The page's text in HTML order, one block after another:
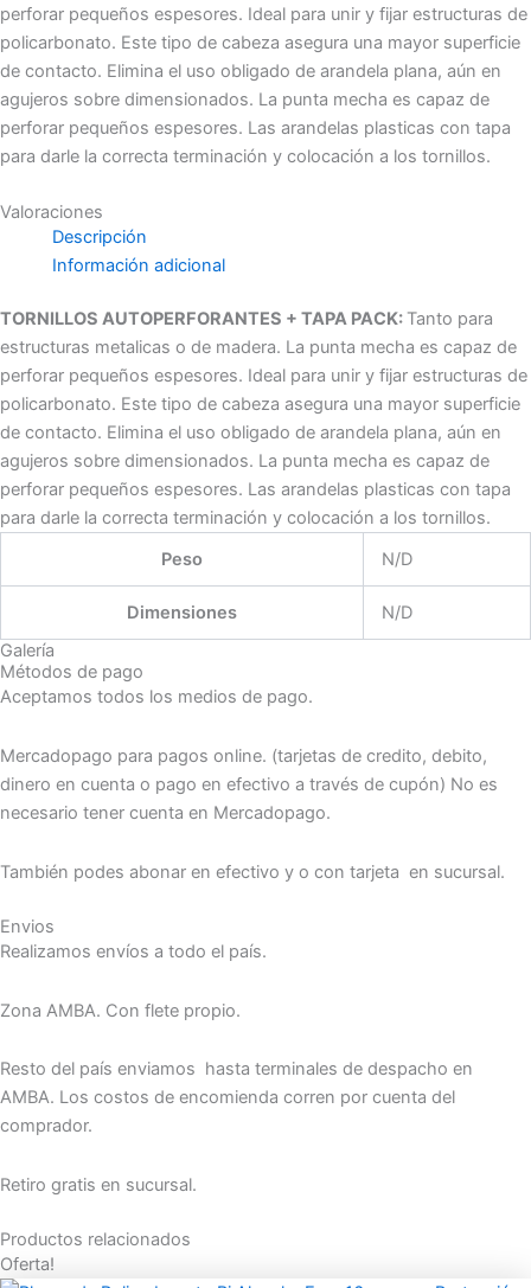
perforar pequeños espesores. Ideal para unir y fijar estructuras de
policarbonato. Este tipo de cabeza asegura una mayor superficie
de contacto. Elimina el uso obligado de arandela plana, aún en
agujeros sobre dimensionados. La punta mecha es capaz de
perforar pequeños espesores. Las arandelas plasticas con tapa
para darle la correcta terminación y colocación a los tornillos.
Valoraciones
Descripción
Información adicional
TORNILLOS AUTOPERFORANTES + TAPA PACK: Tanto para
estructuras metalicas o de madera. La punta mecha es capaz de
perforar pequeños espesores. Ideal para unir y fijar estructuras de
policarbonato. Este tipo de cabeza asegura una mayor superficie
de contacto. Elimina el uso obligado de arandela plana, aún en
agujeros sobre dimensionados. La punta mecha es capaz de
perforar pequeños espesores. Las arandelas plasticas con tapa
para darle la correcta terminación y colocación a los tornillos.
Peso
N/D
Dimensiones
N/D
Galería
Métodos de pago
Aceptamos todos los medios de pago.
Mercadopago para pagos online. (tarjetas de credito, debito,
dinero en cuenta o pago en efectivo a través de cupón) No es
necesario tener cuenta en Mercadopago.
También podes abonar en efectivo y o con tarjeta en sucursal.
Envios
Realizamos envíos a todo el país.
Zona AMBA. Con flete propio.
Resto del país enviamos hasta terminales de despacho en
AMBA. Los costos de encomienda corren por cuenta del
comprador.
Retiro gratis en sucursal.
Productos relacionados
Oferta!